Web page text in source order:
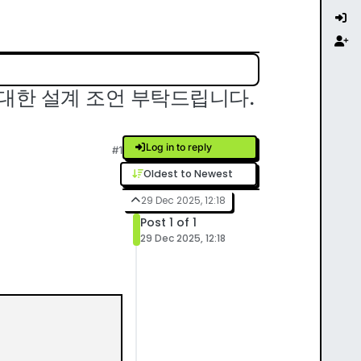
한 설계 조언 부탁드립니다.
#1 Log in to reply
Oldest to Newest
29 Dec 2025, 12:18
Post 1 of 1
29 Dec 2025, 12:18